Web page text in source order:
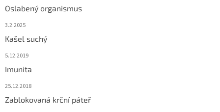
Oslabený organismus
3.2.2025
Kašel suchý
5.12.2019
Imunita
25.12.2018
Zablokovaná krční páteř